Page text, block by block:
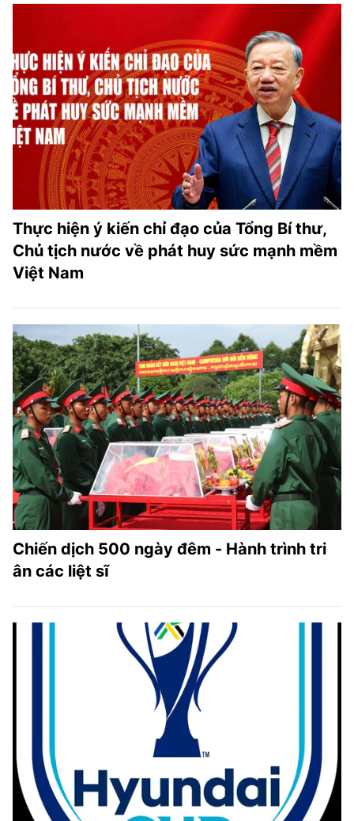
Thực hiện ý kiến chỉ đạo của Tổng Bí thư,
Chủ tịch nước về phát huy sức mạnh mềm
Việt Nam
Chiến dịch 500 ngày đêm - Hành trình tri
ân các liệt sĩ